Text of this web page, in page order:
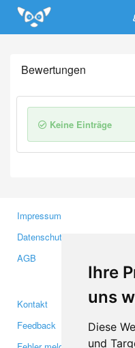
Ihre
uns
Diese
und
Update cookies preferences
Bewertungen
Keine Einträge
Impressum
Datenschutzerklärung
AGB
Kontakt
Feedback